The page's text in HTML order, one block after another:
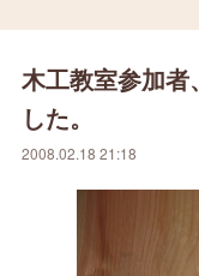
木工教室参加者
した。
2008.02.18 21:18